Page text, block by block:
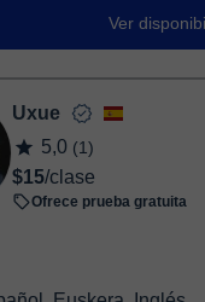
Ver
Uxue
5,0 (1)
$15/clase
Ofrece prueba gratuita